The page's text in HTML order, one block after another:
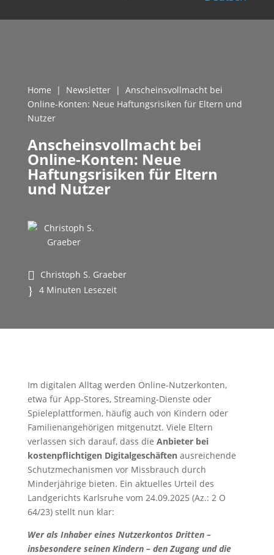
Home | Newsletter| Anscheinsvollmacht bei
Online-Konten: Neue Haftungsrisiken für Eltern und
Nutzer
Anscheinsvollmacht bei
Online-Konten: Neue
Haftungsrisiken für Eltern
und Nutzer
Christoph S. Graeber
4 Minuten Lesezeit
Im digitalen Alltag werden Online-Nutzerkonten,
etwa für App-Stores, Streaming-Dienste oder
Spieleplattformen, häufig auch von Kindern oder
Familienangehörigen mitgenutzt. Viele Eltern
verlassen sich darauf, dass die Anbieter bei
kostenpflichtigen Digitalgeschäftenausreichende
Schutzmechanismen vor Missbrauch durch
Minderjährige bieten. Ein aktuelles Urteil des
Landgerichts Karlsruhe vom 24.09.2025 (Az.: 2 O
64/23) stellt nun klar:
Wer als Inhaber eines Nutzerkontos Dritten –
insbesondere seinen Kindern – den Zugang und die